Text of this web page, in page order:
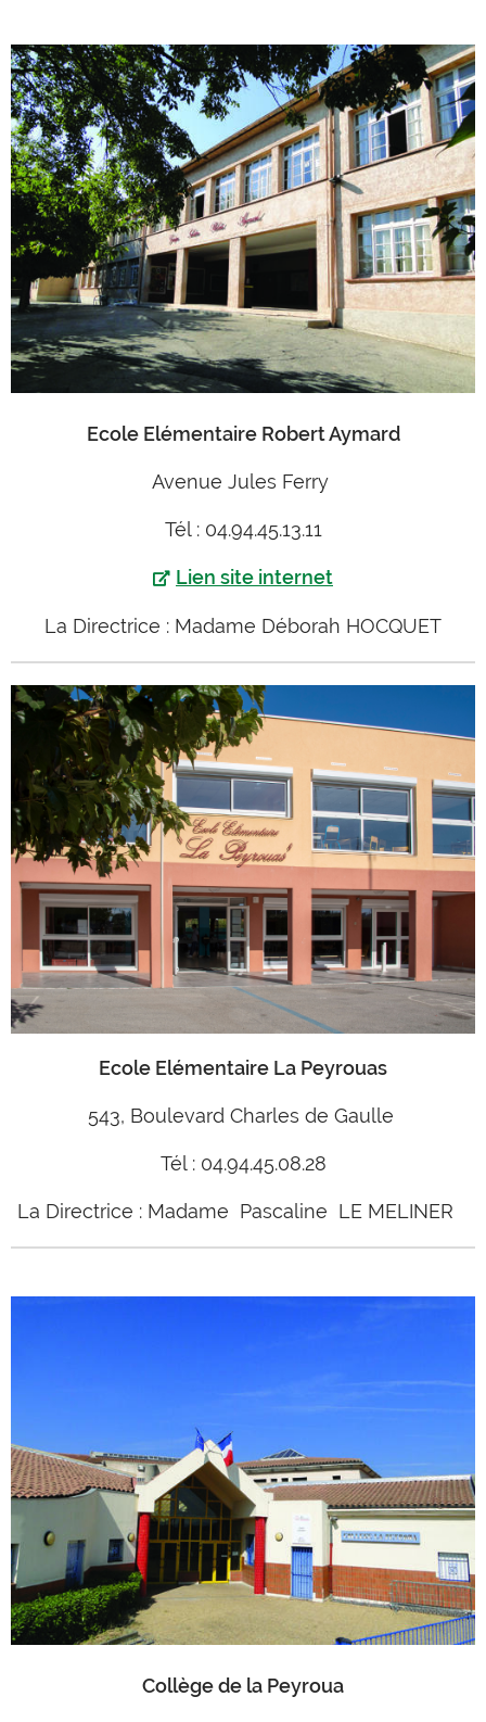
Ecole Elémentaire Robert Aymard
Avenue Jules Ferry
Tél : 04.94.45.13.11
Lien site internet
La Directrice : Madame Déborah HOCQUET
Ecole Elémentaire La Peyrouas
543, Boulevard Charles de Gaulle
Tél : 04.94.45.08.28
La Directrice : Madame Pascaline LE MELINER
Collège de la Peyroua